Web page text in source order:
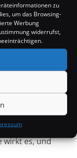
zu
um das Browsing-
Werbung
widerrufst,
Anti-
konsumierte
in
Milliarden
der
der Welt
wirkt es, und